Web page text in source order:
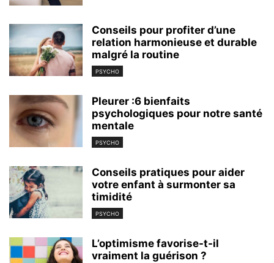
Conseils pour profiter d’une
relation harmonieuse et durable
malgré la routine
PSYCHO
Pleurer :6 bienfaits
psychologiques pour notre santé
mentale
PSYCHO
Conseils pratiques pour aider
votre enfant à surmonter sa
timidité
PSYCHO
L’optimisme favorise-t-il
vraiment la guérison ?